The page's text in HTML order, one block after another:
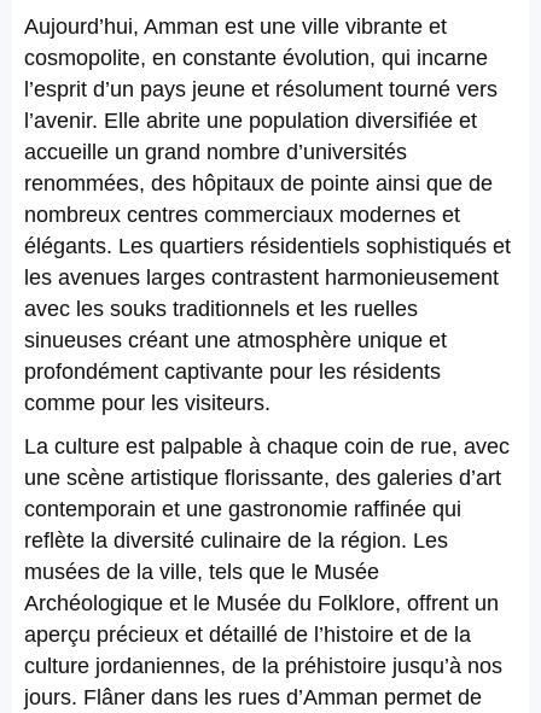
Aujourd’hui, Amman est une ville vibrante et
cosmopolite, en constante évolution, qui incarne
l’esprit d’un pays jeune et résolument tourné vers
l’avenir. Elle abrite une population diversifiée et
accueille un grand nombre d’universités
renommées, des hôpitaux de pointe ainsi que de
nombreux centres commerciaux modernes et
élégants. Les quartiers résidentiels sophistiqués et
les avenues larges contrastent harmonieusement
avec les souks traditionnels et les ruelles
sinueuses créant une atmosphère unique et
profondément captivante pour les résidents
comme pour les visiteurs.
La culture est palpable à chaque coin de rue, avec
une scène artistique florissante, des galeries d’art
contemporain et une gastronomie raffinée qui
reflète la diversité culinaire de la région. Les
musées de la ville, tels que le Musée
Archéologique et le Musée du Folklore, offrent un
aperçu précieux et détaillé de l’histoire et de la
culture jordaniennes, de la préhistoire jusqu’à nos
jours. Flâner dans les rues d’Amman permet de